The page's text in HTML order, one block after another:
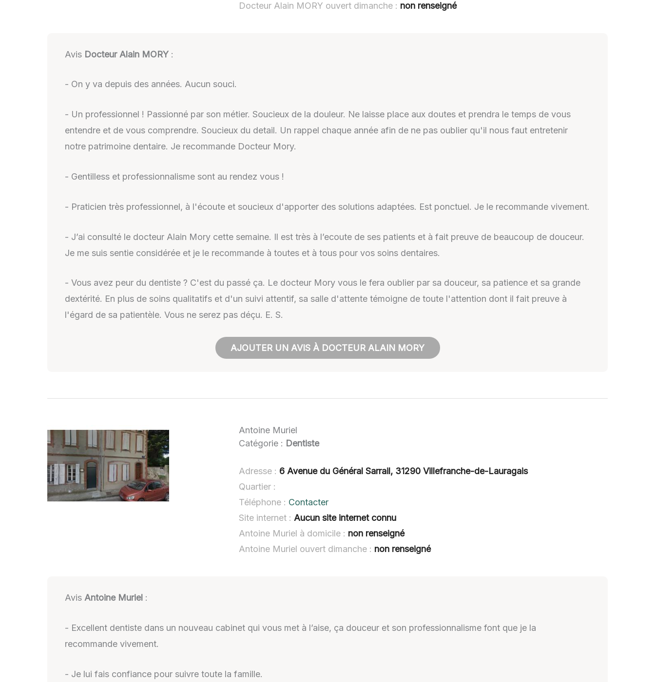
Docteur Alain MORY ouvert dimanche : non renseigné
Avis Docteur Alain MORY :
- On y va depuis des années. Aucun souci.
- Un professionnel ! Passionné par son métier. Soucieux de la douleur. Ne laisse place aux doutes et prendra le temps de vous
entendre et de vous comprendre. Soucieux du detail. Un rappel chaque année afin de ne pas oublier qu'il nous faut entretenir
notre patrimoine dentaire. Je recommande Docteur Mory.
- Gentilless et professionnalisme sont au rendez vous !
- Praticien très professionnel, à l'écoute et soucieux d'apporter des solutions adaptées. Est ponctuel. Je le recommande vivement.
- J’ai consulté le docteur Alain Mory cette semaine. Il est très à l’ecoute de ses patients et à fait preuve de beaucoup de douceur.
Je me suis sentie considérée et je le recommande à toutes et à tous pour vos soins dentaires.
- Vous avez peur du dentiste ? C'est du passé ça. Le docteur Mory vous le fera oublier par sa douceur, sa patience et sa grande
dextérité. En plus de soins qualitatifs et d'un suivi attentif, sa salle d'attente témoigne de toute l'attention dont il fait preuve à
l'égard de sa patientèle. Vous ne serez pas déçu. E. S.
AJOUTER UN AVIS À DOCTEUR ALAIN MORY
Antoine Muriel
Catégorie : Dentiste
Adresse : 6 Avenue du Général Sarrail, 31290 Villefranche-de-Lauragais
Quartier :
Téléphone : Contacter
Site internet : Aucun site internet connu
Antoine Muriel à domicile : non renseigné
Antoine Muriel ouvert dimanche : non renseigné
Avis Antoine Muriel :
- Excellent dentiste dans un nouveau cabinet qui vous met à l’aise, ça douceur et son professionnalisme font que je la
recommande vivement.
- Je lui fais confiance pour suivre toute la famille.